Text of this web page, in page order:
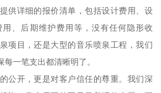
供详细的报价清单，包括设计费用、设
、后期维护费用等，没有任何隐形收
项目，还是大型的音乐喷泉工程，我们
一笔支出都清晰明了。
公开，更是对客户信任的尊重。我们深